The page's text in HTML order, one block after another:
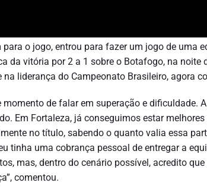
o jogo, entrou para fazer um jogo de uma
da vitória por 2 a 1 sobre o Botafogo, na noite
liderança do Campeonato Brasileiro, agora
momento de falar em superação e dificuldade.
Em Fortaleza, já conseguimos estar melhores
no título, sabendo o quanto valia essa
tinha uma cobrança pessoal de entregar a
mas, dentro do cenário possível, acredito
comentou.